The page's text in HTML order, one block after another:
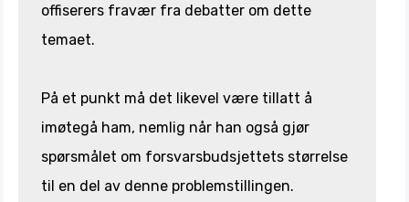
offiserers fravær fra debatter om dette
temaet.
På et punkt må det likevel være tillatt å
imøtegå ham, nemlig når han også gjør
spørsmålet om forsvarsbudsjettets størrelse
til en del av denne problemstillingen.